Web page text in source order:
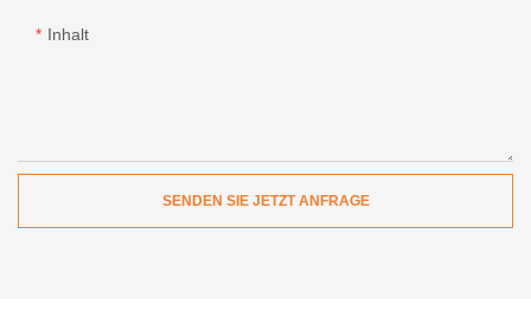
Inhalt
SENDEN SIE JETZT ANFRAGE